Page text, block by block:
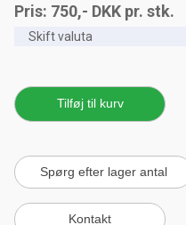
Pris: 750,- DKK pr. stk.